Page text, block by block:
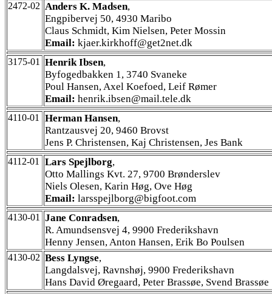
2472-02 Anders K. Madsen,
Engpibervej 50, 4930 Maribo
Claus Schmidt, Kim Nielsen, Peter Mossin
Email: kjaer.kirkhoff@get2net.dk
3175-01 Henrik Ibsen,
Byfogedbakken 1, 3740 Svaneke
Poul Hansen, Axel Koefoed, Leif Rømer
Email: henrik.ibsen@mail.tele.dk
4110-01 Herman Hansen,
Rantzausvej 20, 9460 Brovst
Jens P. Christensen, Kaj Christensen, Jes Bank
4112-01 Lars Spejlborg,
Otto Mallings Kvt. 27, 9700 Brønderslev
Niels Olesen, Karin Høg, Ove Høg
Email: larsspejlborg@bigfoot.com
4130-01 Jane Conradsen,
R. Amundsensvej 4, 9900 Frederikshavn
Henny Jensen, Anton Hansen, Erik Bo Poulsen
4130-02 Bess Lyngse,
Langdalsvej, Ravnshøj, 9900 Frederikshavn
Hans David Øregaard, Peter Brassøe, Svend Brassøe